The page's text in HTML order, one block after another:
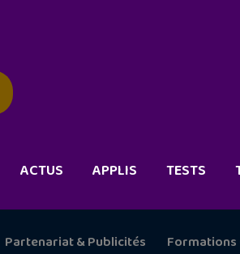
ACTUS APPLIS TESTS
Partenariat & Publicités Formations